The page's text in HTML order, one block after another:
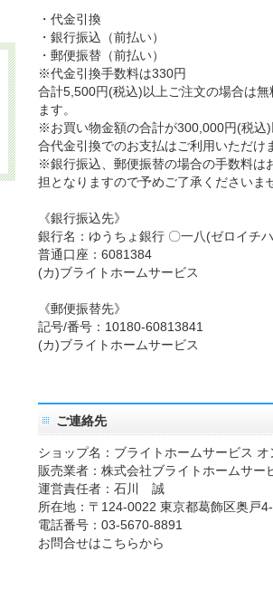
・代金引換
・銀行振込（前払い）
・郵便振替（前払い）
※代金引換手数料は330円
合計5,500円(税込)以上ご注文の場合は無
ます。
※お買い物金額の合計が300,000円(税込
合代金引換でのお支払はご利用いただけ
※銀行振込、郵便振替の場合の手数料は
担となりますので予めご了承くださいま
《銀行振込先》
銀行名：ゆうちょ銀行 〇一八(ゼロイチ
普通口座：6081384
(カ)ブライトホームサービス
《郵便振替先》
記号/番号：10180-60813841
(カ)ブライトホームサービス
ご連絡先
ショップ名：ブライトホームサービス
販売業者：株式会社ブライトホームサー
運営責任者：石川 誠
所在地：〒124-0022 東京都葛飾区奥戸
電話番号：03-5670-8891
お問合せはこちらから